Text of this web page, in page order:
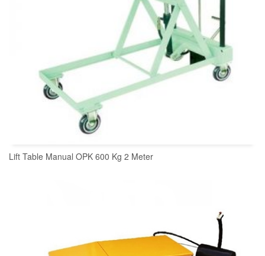
Lift Table Manual OPK 600 Kg 2 Meter